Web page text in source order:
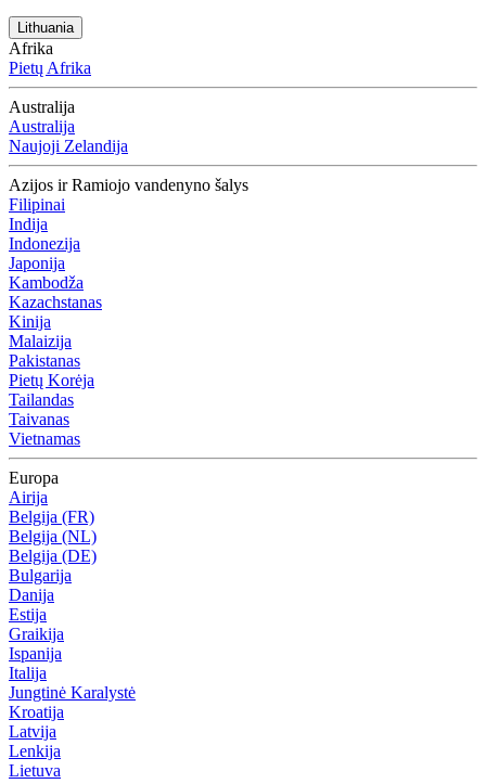
Lithuania
Afrika
Pietų Afrika
Australija
Australija
Naujoji Zelandija
Azijos ir Ramiojo vandenyno šalys
Filipinai
Indija
Indonezija
Japonija
Kambodža
Kazachstanas
Kinija
Malaizija
Pakistanas
Pietų Korėja
Tailandas
Taivanas
Vietnamas
Europa
Airija
Belgija (FR)
Belgija (NL)
Belgija (DE)
Bulgarija
Danija
Estija
Graikija
Ispanija
Italija
Jungtinė Karalystė
Kroatija
Latvija
Lenkija
Lietuva